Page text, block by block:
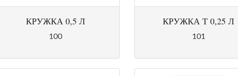
КРУЖКА 0,5 Л
100
КРУЖКА Т 0,25 Л
101